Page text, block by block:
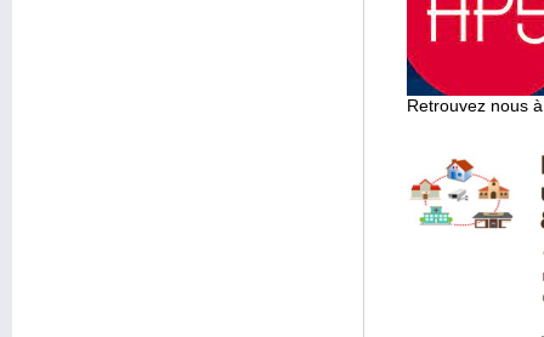
Retrouvez nous